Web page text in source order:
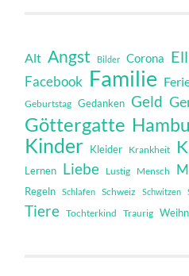
Alt Angst Bilder Corona
Facebook Familie
Geburtstag Gedanken Geld
Göttergatte
Kinder Kleider Krankheit
Lernen Liebe Lustig Mensch
Regeln Schlafen Schweiz Schwitzen
Tiere Tochterkind Traurig